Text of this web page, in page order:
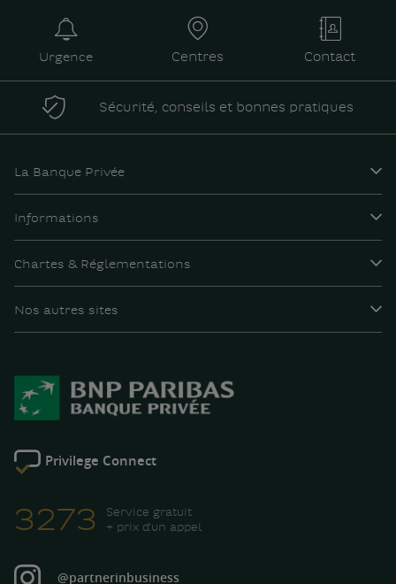
Urgence Centres Contact
Sécurité, conseils et bonnes pratiques
La Banque Privée
Informations
Chartes & Réglementations
Nos autres sites
Privilege Connect
3273
Service gratuit
+ prix d'un appel
@partnerinbusiness